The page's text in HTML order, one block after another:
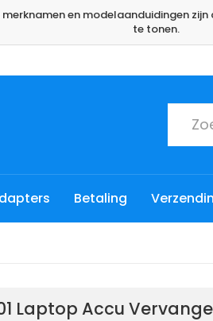
en modelaanduidingen
te tonen.
Betaling
Laptop Accu